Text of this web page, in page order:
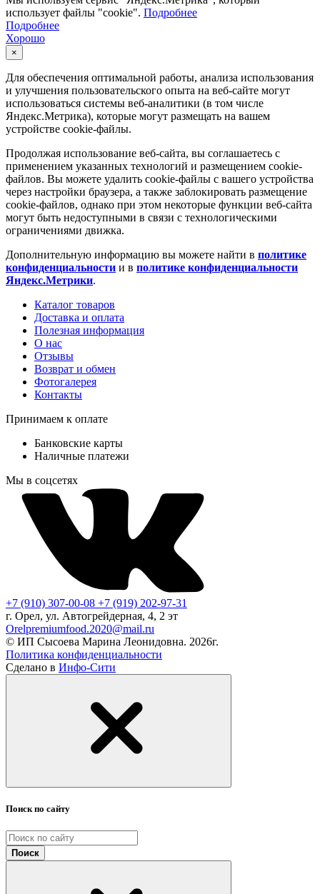
использует файлы "cookie". Подробнее
Подробнее
Хорошо
×
Для обеспечения оптимальной работы, анализа использования
и улучшения пользовательского опыта на веб-сайте могут
использоваться системы веб-аналитики (в том числе
Яндекс.Метрика), которые могут размещать на вашем
устройстве cookie-файлы.
Продолжая использование веб-сайта, вы соглашаетесь с
применением указанных технологий и размещением cookie-
файлов. Вы можете удалить cookie-файлы с вашего устройства
через настройки браузера, а также заблокировать размещение
cookie-файлов, однако при этом некоторые функции веб-сайта
могут быть недоступными в связи с технологическими
ограничениями движка.
Дополнительную информацию вы можете найти в политике
конфиденциальности и в политике конфиденциальности
Яндекс.Метрики.
Каталог товаров
Доставка и оплата
Полезная информация
О нас
Отзывы
Возврат и обмен
Фотогалерея
Контакты
Принимаем к оплате
Банковские карты
Наличные платежи
Мы в соцсетях
+7 (910) 307-00-08 +7 (919) 202-97-31
г. Орел, ул. Автогрейдерная, 4, 2 эт
Orelpremiumfood.2020@mail.ru
© ИП Сысоева Марина Леонидовна. 2026г.
Политика конфиденциальности
Сделано в Инфо-Сити
Поиск по сайту
Поиск